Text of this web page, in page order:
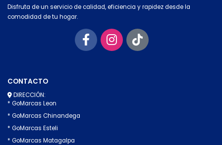
Disfruta de un servicio de calidad, eficiencia y rapidez desde la
comodidad de tu hogar.
CONTACTO
DIRECCIÓN:
* GoMarcas Leon
* GoMarcas Chinandega
* GoMarcas Esteli
* GoMarcas Matagalpa